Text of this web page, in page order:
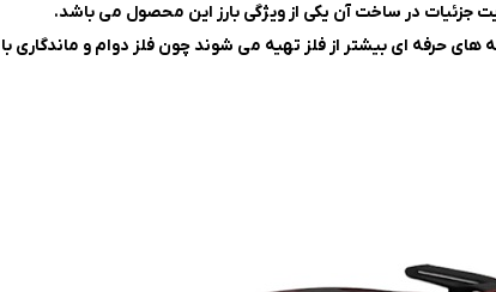
در ساخت آن یکی از ویژگی بارز این محصول می باشد.
حرفه ای بیشتر از فلز تهیه می شوند چون فلز دوام و ماندگاری